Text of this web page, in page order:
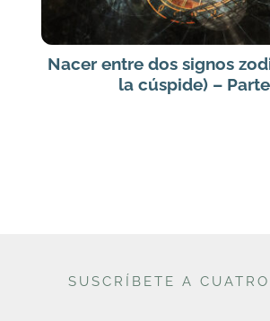
Nacer entre dos signos
la cúspide) –
SUSCRÍBETE A